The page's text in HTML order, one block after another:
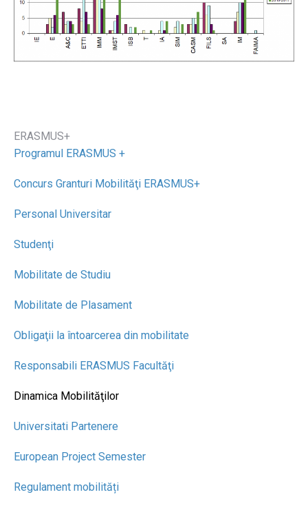
ERASMUS+
Programul ERASMUS +
Concurs Granturi Mobilităţi ERASMUS+
Personal Universitar
Studenţi
Mobilitate de Studiu
Mobilitate de Plasament
Obligaţii la întoarcerea din mobilitate
Responsabili ERASMUS Facultăţi
Dinamica Mobilităţilor
Universitati Partenere
European Project Semester
Regulament mobilități